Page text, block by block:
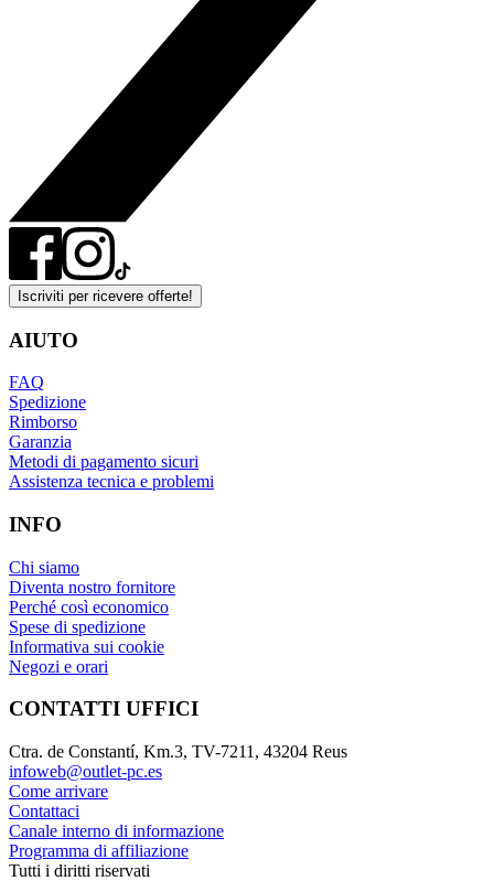
Iscriviti per ricevere offerte!
AIUTO
FAQ
Spedizione
Rimborso
Garanzia
Metodi di pagamento sicuri
Assistenza tecnica e problemi
INFO
Chi siamo
Diventa nostro fornitore
Perché così economico
Spese di spedizione
Informativa sui cookie
Negozi e orari
CONTATTI UFFICI
Ctra. de Constantí, Km.3, TV-7211, 43204 Reus
infoweb@outlet-pc.es
Come arrivare
Contattaci
Canale interno di informazione
Programma di affiliazione
Tutti i diritti riservati